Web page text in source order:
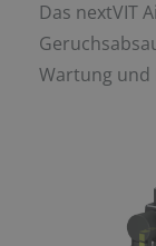
Das nextVIT
Wartung und